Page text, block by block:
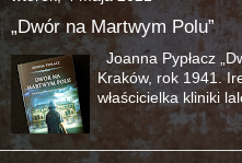
„Dwór na Martwym Polu”
Joanna Pypłacz
Kraków, rok 1941.
właścicielka kliniki